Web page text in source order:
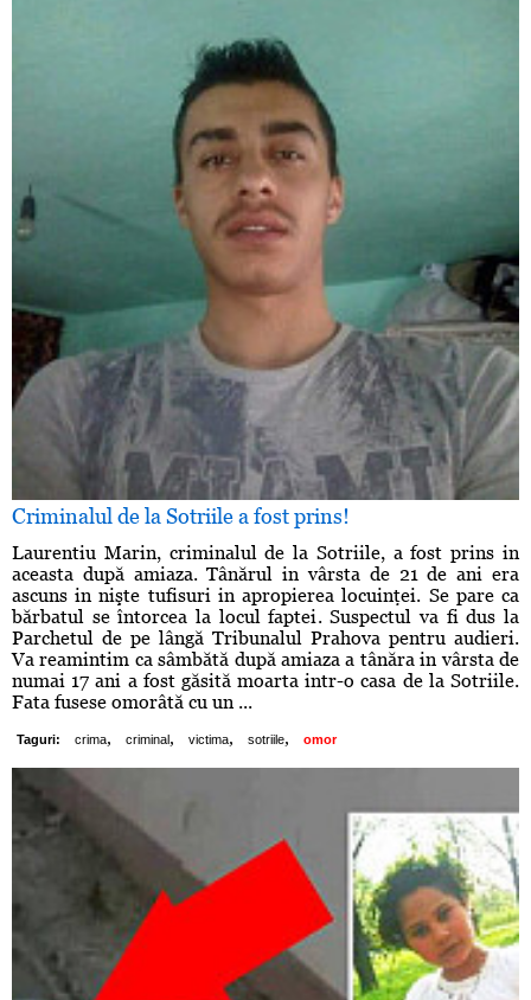
Criminalul de la Sotriile a fost prins!
Laurentiu Marin, criminalul de la Sotriile, a fost prins in
aceasta după amiaza. Tânărul in vârsta de 21 de ani era
ascuns in nişte tufisuri in apropierea locuinţei. Se pare ca
bărbatul se întorcea la locul faptei. Suspectul va fi dus la
Parchetul de pe lângă Tribunalul Prahova pentru audieri.
Va reamintim ca sâmbătă după amiaza a tânăra in vârsta de
numai 17 ani a fost găsită moarta intr-o casa de la Sotriile.
Fata fusese omorâtă cu un ...
Taguri: crima, criminal , victima, sotriile, omor